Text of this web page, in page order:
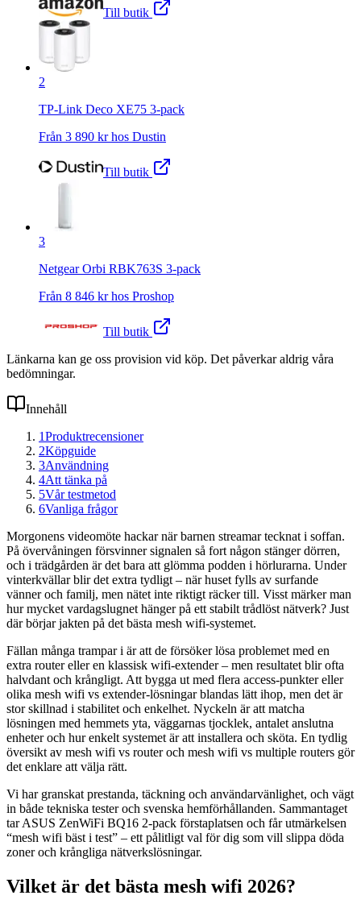
Till butik
2
TP-Link Deco XE75 3-pack
Från 3 890 kr hos Dustin
Till butik
3
Netgear Orbi RBK763S 3-pack
Från 8 846 kr hos Proshop
Till butik
Länkarna kan ge oss provision vid köp. Det påverkar aldrig våra
bedömningar.
Innehåll
1Produktrecensioner
2Köpguide
3Användning
4Att tänka på
5Vår testmetod
6Vanliga frågor
Morgonens videomöte hackar när barnen streamar tecknat i soffan.
På övervåningen försvinner signalen så fort någon stänger dörren,
och i trädgården är det bara att glömma podden i hörlurarna. Under
vinterkvällar blir det extra tydligt – när huset fylls av surfande
vänner och familj, men nätet inte riktigt räcker till. Visst märker man
hur mycket vardagslugnet hänger på ett stabilt trådlöst nätverk? Just
där börjar jakten på det bästa mesh wifi-systemet.
Fällan många trampar i är att de försöker lösa problemet med en
extra router eller en klassisk wifi-extender – men resultatet blir ofta
halvdant och krångligt. Att bygga ut med flera access-punkter eller
olika mesh wifi vs extender-lösningar blandas lätt ihop, men det är
stor skillnad i stabilitet och enkelhet. Nyckeln är att matcha
lösningen med hemmets yta, väggarnas tjocklek, antalet anslutna
enheter och hur enkelt systemet är att installera och sköta. En tydlig
översikt av mesh wifi vs router och mesh wifi vs multiple routers gör
det enklare att välja rätt.
Vi har granskat prestanda, täckning och användarvänlighet, och vägt
in både tekniska tester och svenska hemförhållanden. Sammantaget
tar ASUS ZenWiFi BQ16 2-pack förstaplatsen och får utmärkelsen
“mesh wifi bäst i test” – ett pålitligt val för dig som vill slippa döda
zoner och krångliga nätverkslösningar.
Vilket är det bästa mesh wifi 2026?